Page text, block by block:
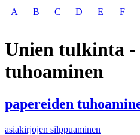
A B C D E F
Unien tulkinta -
tuhoaminen
papereiden
asiakirjojen silppuaminen